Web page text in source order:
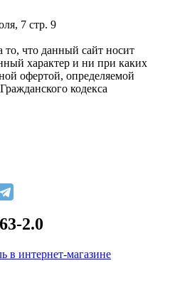
7 стр. 9
что данный сайт носит
характер и ни при каких
офертой, определяемой
кодекса
2.0
в интернет-магазине